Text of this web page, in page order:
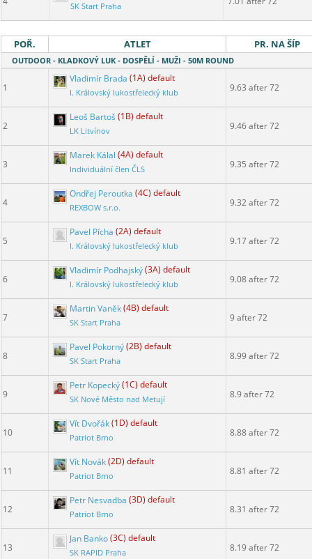
SK Start Praha
POŘ. ATLET PR. NA ŠÍP
OUTDOOR - KLADKOVÝ LUK - DOSPĚLÍ - MUŽI - 50M ROUND
1
Vladimír Brada (1A) default
I. Královský lukostřelecký klub 9.63 after 72
2
Leoš Bartoš (1B) default
LK Litvínov 9.46 after 72
3
Marek Kálal (4A) default
Individuální člen ČLS 9.35 after 72
4
Ondřej Peroutka (4C) default
REXBOW s.r.o. 9.32 after 72
5
Pavel Pícha (2A) default
I. Královský lukostřelecký klub 9.17 after 72
6
Vladimír Podhajský(3A) default
I. Královský lukostřelecký klub 9.08 after 72
7
Martin Vaněk(4B) default
SK Start Praha 9 after 72
8
Pavel Pokorný(2B) default
SK Start Praha 8.99 after 72
9
Petr Kopecký(1C) default
SK Nové Město nad Metují 8.9 after 72
10
Vít Dvořák(1D) default
Patriot Brno 8.88 after 72
11
Vít Novák(2D) default
Patriot Brno 8.81 after 72
12
Petr Nesvadba (3D) default
Patriot Brno 8.31 after 72
13
Jan Banko(3C) default
SK RAPID Praha 8.19 after 72